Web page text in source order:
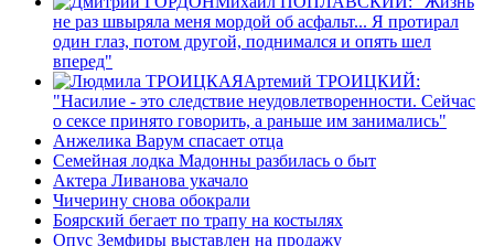
не раз швыряла меня мордой об асфальт... Я протирал
один глаз, потом другой, поднимался и опять шел
вперед"
Артемий ТРОИЦКИЙ:
"Насилие - это следствие неудовлетворенности. Сейчас
о сексе принято говорить, а раньше им занимались"
Анжелика Варум спасает отца
Семейная лодка Мадонны разбилась о быт
Актера Ливанова укачало
Чичерину снова обокрали
Боярский бегает по трапу на костылях
Опус Земфиры выставлен на продажу